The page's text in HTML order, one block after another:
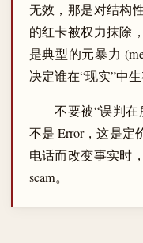
无效，那是对结构
的红卡被权力抹除
是典型的元暴力
决定谁在“现实”中
不要被“误判
不是 Error，这是定
电话而改变事实时
scam。